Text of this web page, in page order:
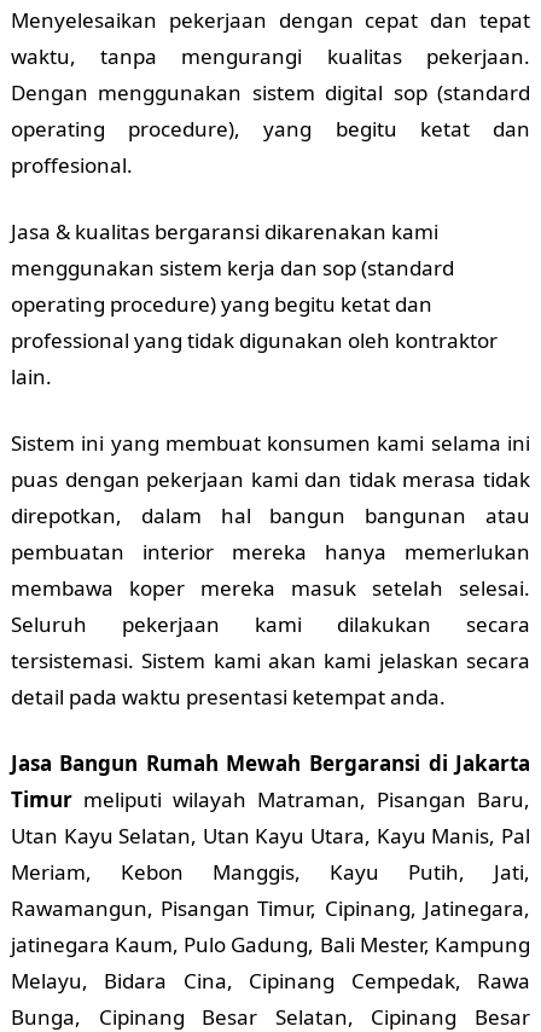
Menyelesaikan pekerjaan dengan cepat dan tepat
waktu, tanpa mengurangi kualitas pekerjaan.
Dengan menggunakan sistem digital sop (standard
operating procedure), yang begitu ketat dan
proffesional.
Jasa & kualitas bergaransi dikarenakan kami
menggunakan sistem kerja dan sop (standard
operating procedure) yang begitu ketat dan
professional yang tidak digunakan oleh kontraktor
lain.
Sistem ini yang membuat konsumen kami selama ini
puas dengan pekerjaan kami dan tidak merasa tidak
direpotkan, dalam hal bangun bangunan atau
pembuatan interior mereka hanya memerlukan
membawa koper mereka masuk setelah selesai.
Seluruh pekerjaan kami dilakukan secara
tersistemasi. Sistem kami akan kami jelaskan secara
detail pada waktu presentasi ketempat anda.
Jasa Bangun Rumah Mewah Bergaransi di Jakarta
Timurmeliputi wilayah Matraman, Pisangan Baru,
Utan Kayu Selatan, Utan Kayu Utara, Kayu Manis, Pal
Meriam, Kebon Manggis, Kayu Putih, Jati,
Rawamangun, Pisangan Timur, Cipinang, Jatinegara,
jatinegara Kaum, Pulo Gadung, Bali Mester, Kampung
Melayu, Bidara Cina, Cipinang Cempedak, Rawa
Bunga, Cipinang Besar Selatan, Cipinang Besar